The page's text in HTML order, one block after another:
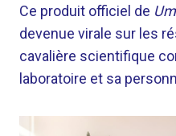
Ce produit officiel de
devenue virale sur les
cavalière scientifique
laboratoire et sa